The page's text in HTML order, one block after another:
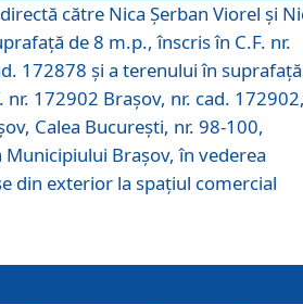
către Nica Șerban Viorel și
de 8 m.p., înscris în C.F. nr.
172878 și a terenului în
nr. 172902 Brașov, nr. cad.
Calea București, nr. 98-100,
Brașov, în vederea
din exterior la spațiul comercial